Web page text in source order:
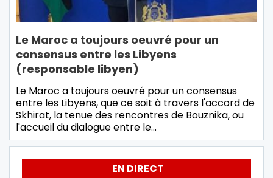
Le Maroc a toujours oeuvré pour un
consensus entre les Libyens
(responsable libyen)
Le Maroc a toujours oeuvré pour un consensus
entre les Libyens, que ce soit à travers l'accord de
Skhirat, la tenue des rencontres de Bouznika, ou
l'accueil du dialogue entre le…
EN DIRECT